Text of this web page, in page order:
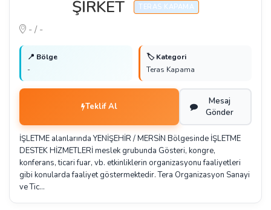
ŞİRKET
TERAS KAPAMA
- / -
📍 Bölge
-
🏷️ Kategori
Teras Kapama
Teklif Al
Mesaj
Gönder
İŞLETME alanlarında YENİŞEHİR / MERSİN Bölgesinde İŞLETME
DESTEK HİZMETLERİ meslek grubunda Gösteri, kongre,
konferans, ticari fuar, vb. etkinliklerin organizasyonu faaliyetleri
gibi konularda faaliyet göstermektedir. Tera Organizasyon Sanayi
ve Tic…